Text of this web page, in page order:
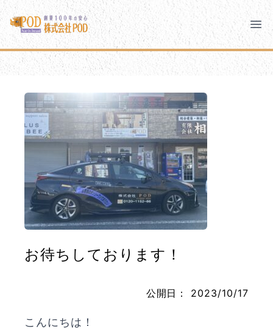
メインコンテンツにスキップ
株式会社ペイント・オン・デマンド
千葉の外壁塗装・屋根塗装なら創業100年の安心 ペイン
株式会社ペイント・オン・デマンド
モバイルメニュー
PODのまちづくり 安心の取り組み
ご相談と流れ よくあるご質問
PODについて
お待ちしております！
公開日： 2023/10/17
こんにちは！